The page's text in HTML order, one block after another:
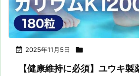
 2025年11月5日 
【健康維持に必須】ユウキ製